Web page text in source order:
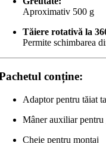
Aproximativ 500 g
Tăiere rotativă la
Permite schimbarea
conține:
Adaptor pentru tăiat
Mâner auxiliar pentru
Cheie pentru montaj